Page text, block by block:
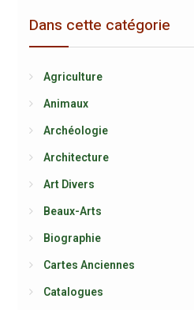
Dans cette catégorie
Agriculture
Animaux
Archéologie
Architecture
Art Divers
Beaux-Arts
Biographie
Cartes Anciennes
Catalogues